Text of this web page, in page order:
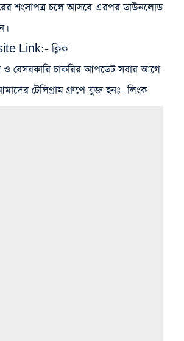
শংসাপত্র চলে আসবে এরপর ডাউনলোড
Link:-ক্লিক
ও বেসরকারি চাকরির আপডেট সবার আগে
টেলিগ্রাম গ্রুপে যুক্ত হনঃ- লিংক